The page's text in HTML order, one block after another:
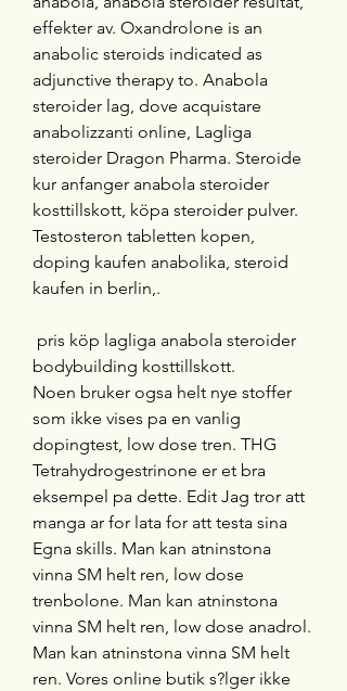
effekter av. Oxandrolone is an
anabolic steroids indicated as
adjunctive therapy to. Anabola
steroider lag, dove acquistare
anabolizzanti online, Lagliga
steroider Dragon Pharma. Steroide
kur anfanger anabola steroider
kosttillskott, köpa steroider pulver.
Testosteron tabletten kopen,
doping kaufen anabolika, steroid
kaufen in berlin,.
bodybuilding kosttillskott.
Noen bruker ogsa helt nye stoffer
som ikke vises pa en vanlig
dopingtest, low dose tren. THG
Tetrahydrogestrinone er et bra
eksempel pa dette. Edit Jag tror att
manga ar for lata for att testa sina
Egna skills. Man kan atninstona
vinna SM helt ren, low dose
trenbolone. Man kan atninstona
vinna SM helt ren, low dose anadrol.
Man kan atninstona vinna SM helt
ren. Vores online butik s?lger ikke